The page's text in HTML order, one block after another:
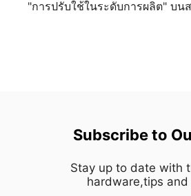
ด้วยการตัดสิ่งรบกวนทางสายตาที่
เป็นธรรมชาติ เปิดโอกาสให้ทุกๆ ร
เด่นชัดด้วยความคมชัดน่าทึ่ง แทน
"การปรับใช้ในระดับการผลิต" บน
เผชิญกับความท้าทายที่เป็นจริงแล
ทรงพลังที่สุดแล้ว แต่เราจะใส่ไว้ที่ไ
อย่างไรให้มันผสานเข้ากับห้องเซิร์
Subscribe to
Stay up to date with
hardware,tips and